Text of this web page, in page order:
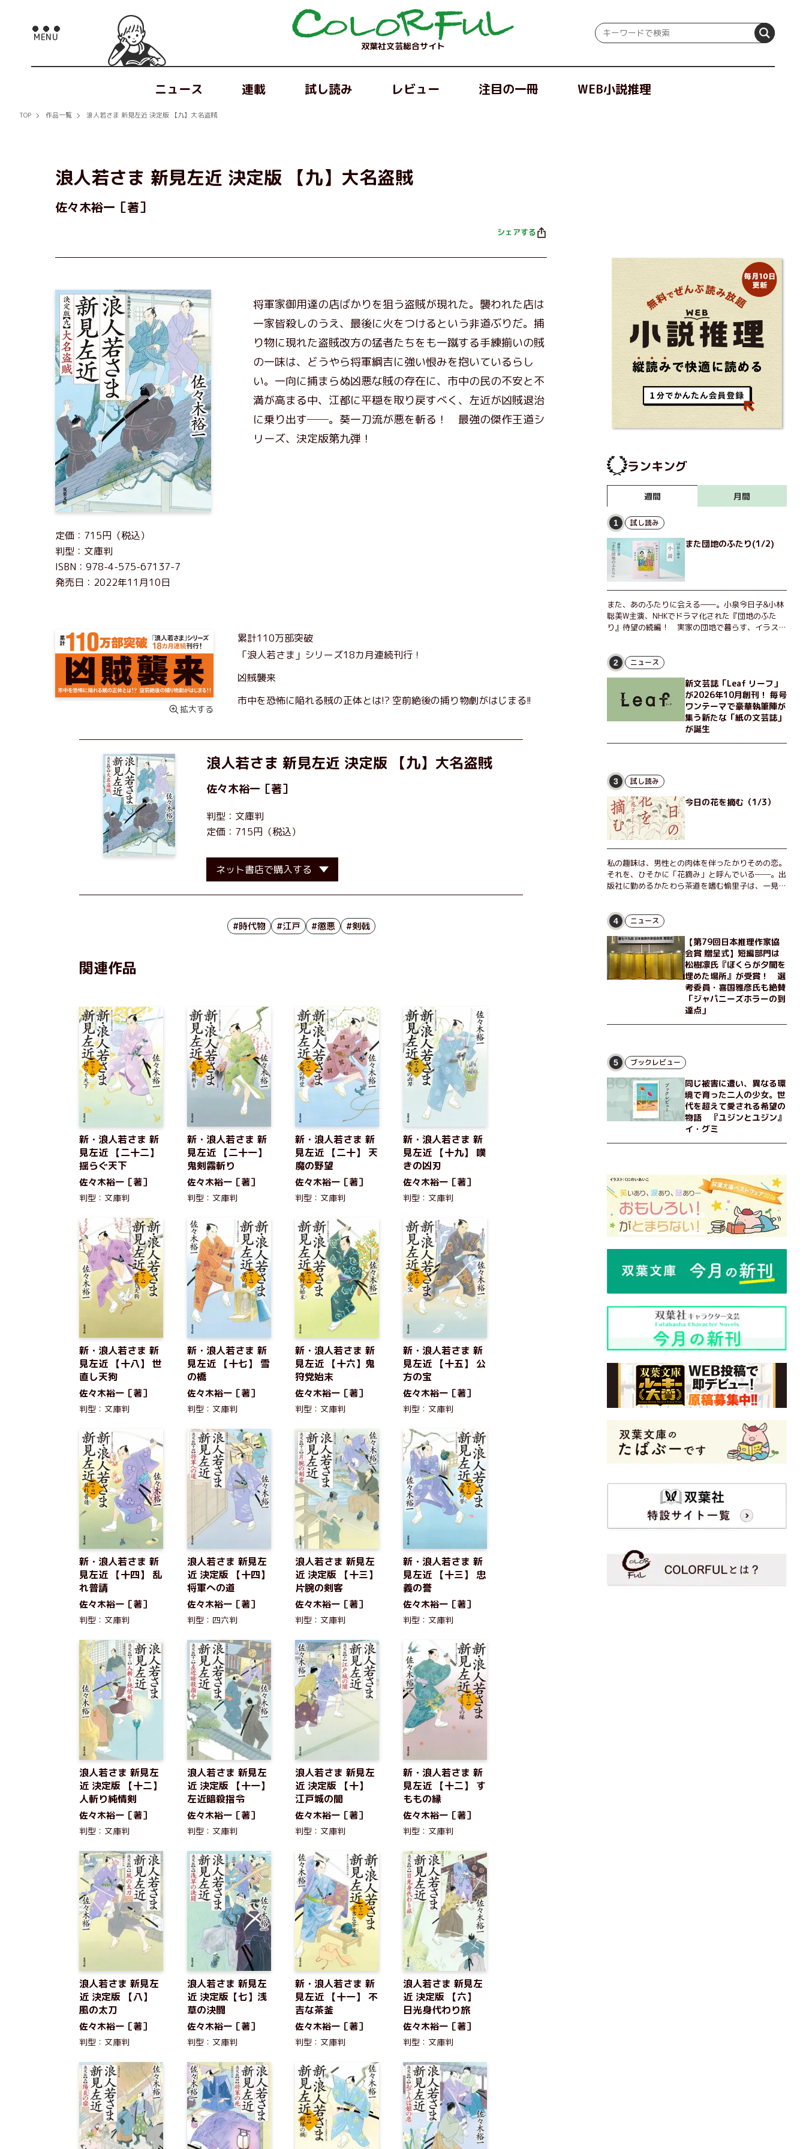
双葉社文芸総合サイト
ニュース 連載 試し読み レビュー 注目の一冊 WEB小説推理
TOP 作品一覧 浪人若さま 新見左近 決定版 【九】大名盗賊
浪人若さま 新見左近 決定版 【九】大名盗賊
佐々木裕一［著］
シェアする
定価：715円（税込）
判型：文庫判
ISBN：978-4-575-67137-7
発売日：2022年11月10日
将軍家御用達の店ばかりを狙う盗賊が現れた。襲われた店は
一家皆殺しのうえ、最後に火をつけるという非道ぶりだ。捕
り物に現れた盗賊改方の猛者たちをも一蹴する手練揃いの賊
の一味は、どうやら将軍綱吉に強い恨みを抱いているらし
い。一向に捕まらぬ凶悪な賊の存在に、市中の民の不安と不
満が高まる中、江都に平穏を取り戻すべく、左近が凶賊退治
に乗り出す──。葵一刀流が悪を斬る！ 最強の傑作王道シ
リーズ、決定版第九弾！
拡大する
累計110万部突破
「浪人若さま」シリーズ18カ月連続刊行！
凶賊襲来
市中を恐怖に陥れる賊の正体とは!? 空前絶後の捕り物劇がはじまる!!
浪人若さま 新見左近 決定版 【九】大名盗賊
佐々木裕一 ［著］
判型：文庫判
定価：715円（税込）
ネット書店で購入する
#時代物 #江戸 #懲悪 #剣戟
関連作品
新・浪人若さま 新
見左近 【二十二】
揺らぐ天下
佐々木裕一［著］
判型：文庫判
新・浪人若さま 新
見左近 【二十一】
鬼剣霧斬り
佐々木裕一［著］
判型：文庫判
新・浪人若さま 新
見左近 【二十】 天
魔の野望
佐々木裕一［著］
判型：文庫判
新・浪人若さま 新
見左近 【十九】 嘆
きの凶刃
佐々木裕一［著］
判型：文庫判
新・浪人若さま 新
見左近 【十八】 世
直し天狗
佐々木裕一［著］
判型：文庫判
新・浪人若さま 新
見左近 【十七】 雪
の橋
佐々木裕一［著］
判型：文庫判
新・浪人若さま 新
見左近 【十六】鬼
狩党始末
佐々木裕一［著］
判型：文庫判
新・浪人若さま 新
見左近 【十五】 公
方の宝
佐々木裕一［著］
判型：文庫判
新・浪人若さま 新
見左近 【十四】 乱
れ普請
佐々木裕一［著］
判型：文庫判
浪人若さま 新見左
近 決定版 【十四】
将軍への道
佐々木裕一［著］
判型：四六判
浪人若さま 新見左
近 決定版 【十三】
片腕の剣客
佐々木裕一［著］
判型：文庫判
新・浪人若さま 新
見左近 【十三】 忠
義の誉
佐々木裕一［著］
判型：文庫判
浪人若さま 新見左
近 決定版 【十二】
人斬り純情剣
佐々木裕一［著］
判型：文庫判
浪人若さま 新見左
近 決定版 【十一】
左近暗殺指令
佐々木裕一［著］
判型：文庫判
浪人若さま 新見左
近 決定版 【十】
江戸城の闇
佐々木裕一［著］
判型：文庫判
新・浪人若さま 新
見左近 【十二】 す
ももの縁
佐々木裕一［著］
判型：文庫判
浪人若さま 新見左
近 決定版 【八】
風の太刀
佐々木裕一［著］
判型：文庫判
浪人若さま 新見左
近 決定版【七】浅
草の決闘
佐々木裕一［著］
判型：文庫判
新・浪人若さま 新
見左近 【十一】 不
吉な茶釜
佐々木裕一［著］
判型：文庫判
浪人若さま 新見左
近 決定版 【六】
日光身代わり旅
佐々木裕一［著］
判型：文庫判
ランキング
週間 月間
1 試し読み
また団地のふたり(1/2)
また、あのふたりに会える――。小泉今日子&小林
聡美W主演、NHKでドラマ化された『団地のふた
り』待望の続編！ 実家の団地で暮らす、イラスト
ょっとした贅沢を楽しんだり、近所のおばちゃんの
恋バナを聞いてあげたり、部屋でふたりだけの「台
湾映画祭」を催したり。50代独身、幼なじみの変
わらぬ友情とささやかな幸せの日々を描く。
2 ニュース
新文芸誌「Leaf リーフ」
が2026年10月創刊！ 毎号
ワンテーマで豪華執筆陣が
集う新たな「紙の文芸誌」
が誕生
3 試し読み
今日の花を摘む（1/3）
私の趣味は、男性との肉体を伴ったかりそめの恋。
それを、ひそかに「花摘み」と呼んでいる──。出
版社に勤めるかたわら茶道を嗜む愉里子は、一見地
を愉しんでいた。そんな愉里子の前に初めて、恋の
終わりを怖れさせる男が現れた。茶の湯の粋人、
70歳の万江島だ。だが彼には、ある秘密があっ
た……。自分の心と身体を偽らない女たちの姿と、
その連帯を描く。赤裸々にして切実な、セクシュア
リティをめぐる物語。
4 ニュース
【第79回日本推理作家協
会賞 贈呈式】短編部門は
松樹凛氏『ぼくらが夕闇を
埋めた場所』が受賞！ 選
考委員・喜国雅彦氏も絶賛
「ジャパニーズホラーの到
達点」
5 ブックレビュー
同じ被害に遭い、異なる環
境で育った二人の少女。世
代を超えて愛される希望の
物語 『ユジンとユジン』
イ・グミ